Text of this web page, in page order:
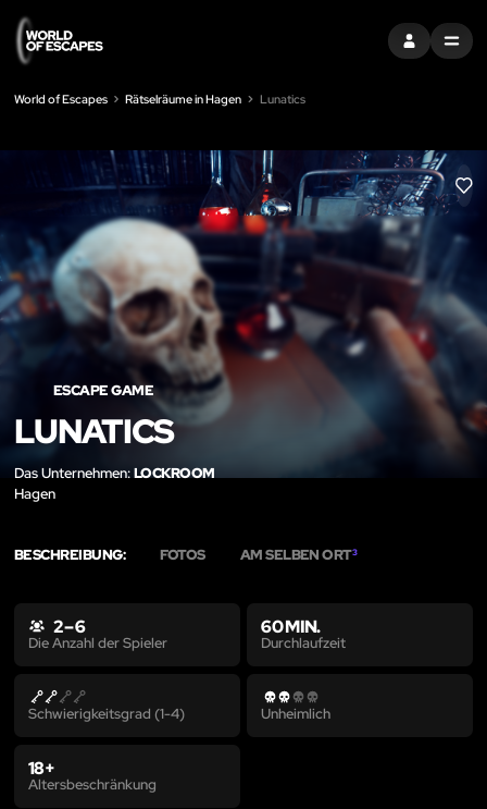
EINTRAGEN
MENU
World of Escapes Rätselräume in Hagen Lunatics
LIKE
ESCAPE GAME
LUNATICS
Das Unternehmen:LOCKROOM
Hagen
BESCHREIBUNG: FOTOS AM SELBEN ORT3
2 – 6
Die Anzahl der Spieler
60 MIN.
Durchlaufzeit
Schwierigkeitsgrad (1-4) Unheimlich
18+
Altersbeschränkung